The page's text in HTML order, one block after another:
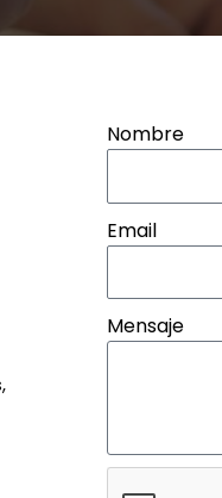
Nombre
Email
Mensaje